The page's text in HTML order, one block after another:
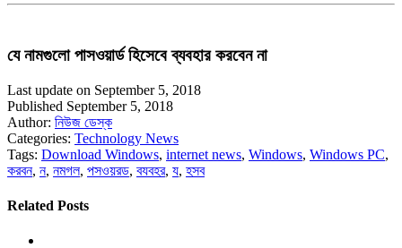
যে নামগুলো পাসওয়ার্ড হিসেবে ব্যবহার করবেন না
Last update on September 5, 2018
Published September 5, 2018
Author: নিউজ ডেস্ক
Categories: Technology News
Tags: Download Windows, internet news, Windows, Windows PC,
করবন, ন, নমগল, পসওয়রড, বযবহর, য, হসব
Related Posts